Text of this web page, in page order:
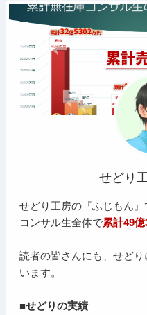
せどり
せどり工房の『ふじもん』
コンサル生全体で累計49
読者の皆さんにも、せど
います。
■せどりの実績